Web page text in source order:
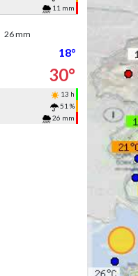
11 mm
26 mm
18°
30°
13 h
51 %
26 mm